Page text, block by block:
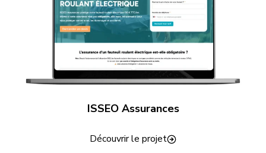
ISSEO Assurances
Découvrir le projet